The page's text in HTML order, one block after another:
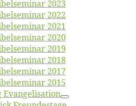
2023
2022
2021
2020
2019
2018
2017
2015
Evangelisation